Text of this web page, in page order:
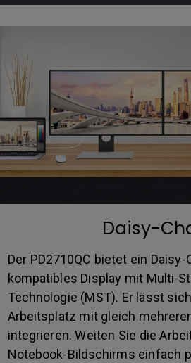
Daisy-
Der PD2710QC bietet ein Daisy-
kompatibles Display mit Multi-
Technologie (MST). Er lässt
Arbeitsplatz mit gleich
integrieren. Weiten Sie die
Notebook-Bildschirms einfach